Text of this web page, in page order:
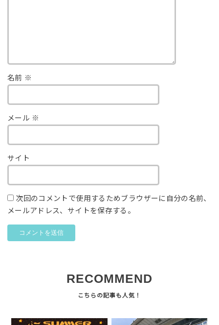
名前 ※
メール ※
サイト
次回のコメントで使用するためブラウザーに自分の名前、
メールアドレス、サイトを保存する。
RECOMMEND